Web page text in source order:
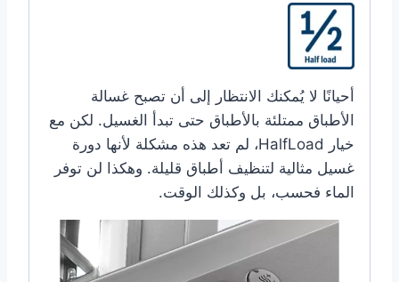
أحيانًا لا يُمكنك الانتظار إلى أن تصبح غسالة
الأطباق ممتلئة بالأطباق حتى تبدأ الغسيل. لكن مع
خيار HalfLoad، لم تعد هذه مشكلة لأنها دورة
غسيل مثالية لتنظيف أطباق قليلة. وهكذا لن توفر
الماء فحسب، بل وكذلك الوقت.